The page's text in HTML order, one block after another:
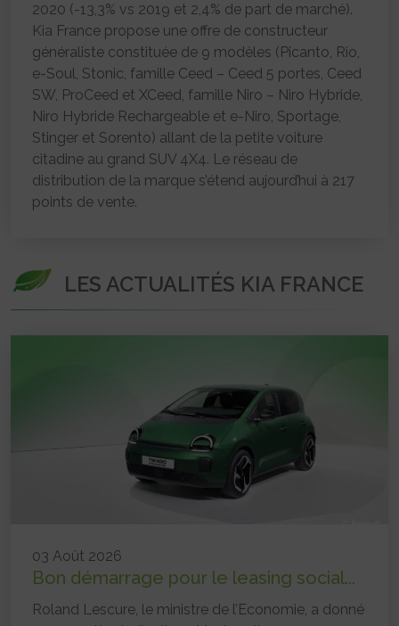
2020 (-13,3% vs 2019 et 2,4% de part de marché).
Kia France propose une offre de constructeur
généraliste constituée de 9 modèles (Picanto, Rio,
e-Soul, Stonic, famille Ceed – Ceed 5 portes, Ceed
SW, ProCeed et XCeed, famille Niro – Niro Hybride,
Niro Hybride Rechargeable et e-Niro, Sportage,
Stinger et Sorento) allant de la petite voiture
citadine au grand SUV 4X4. Le réseau de
distribution de la marque s’étend aujourd’hui à 217
points de vente.
LES ACTUALITÉS KIA FRANCE
03 Août 2026
Bon démarrage pour le leasing social...
Roland Lescure, le ministre de l’Economie, a donné